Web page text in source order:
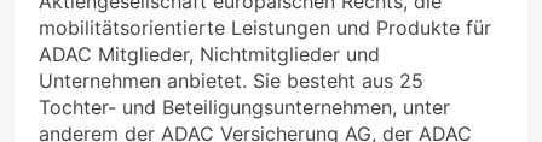
mobilitätsorientierte Leistungen und Produkte für
ADAC Mitglieder, Nichtmitglieder und
Unternehmen anbietet. Sie besteht aus 25
Tochter- und Beteiligungsunternehmen, unter
anderem der ADAC Versicherung AG, der ADAC